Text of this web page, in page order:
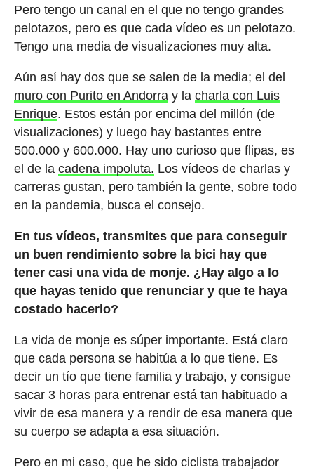
Pero tengo un canal en el que no tengo grandes
pelotazos, pero es que cada vídeo es un pelotazo.
Tengo una media de visualizaciones muy alta.
Aún así hay dos que se salen de la media; el del
muro con Purito en Andorra y la charla con Luis
Enrique. Estos están por encima del millón (de
visualizaciones) y luego hay bastantes entre
500.000 y 600.000. Hay uno curioso que flipas, es
el de la cadena impoluta. Los vídeos de charlas y
carreras gustan, pero también la gente, sobre todo
en la pandemia, busca el consejo.
En tus vídeos, transmites que para conseguir
un buen rendimiento sobre la bici hay que
tener casi una vida de monje. ¿Hay algo a lo
que hayas tenido que renunciar y que te haya
costado hacerlo?
La vida de monje es súper importante. Está claro
que cada persona se habitúa a lo que tiene. Es
decir un tío que tiene familia y trabajo, y consigue
sacar 3 horas para entrenar está tan habituado a
vivir de esa manera y a rendir de esa manera que
su cuerpo se adapta a esa situación.
Pero en mi caso, que he sido ciclista trabajador